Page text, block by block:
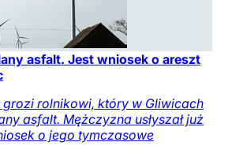
asfalt. Jest wniosek o areszt
grozi rolnikowi, który w Gliwicach
asfalt. Mężczyzna usłyszał już
o jego tymczasowe